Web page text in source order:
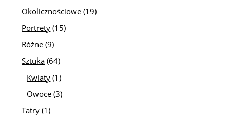
Okolicznościowe (19)
Portrety (15)
Różne (9)
Sztuka (64)
Kwiaty (1)
Owoce (3)
Tatry (1)